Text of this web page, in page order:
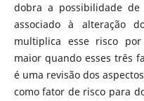
dobra a possibilidade de
associado à alteração
multiplica esse risco
maior quando esses três
é uma revisão dos
como fator de risco para